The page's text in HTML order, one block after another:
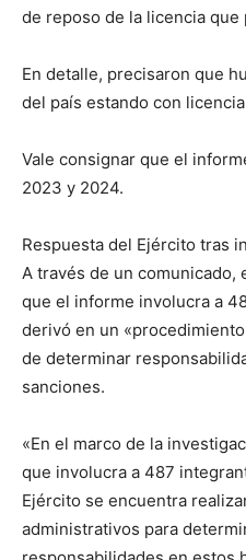
de reposo de la licencia que
En detalle, precisaron que
del país estando con
Vale consignar que el
2023 y 2024.
Respuesta del Ejército tras
A través de un
que el informe involucra a
derivó en un
de determinar
sanciones.
«En el marco de la
que involucra a 487
Ejército se encuentra
administrativos para